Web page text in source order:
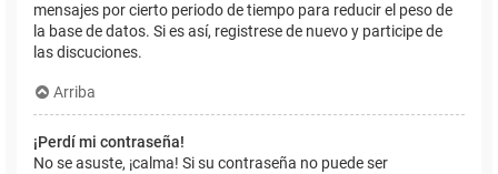
mensajes por cierto periodo de tiempo para reducir el peso de
la base de datos. Si es así, registrese de nuevo y participe de
las discuciones.
Arriba
¡Perdí mi contraseña!
No se asuste, ¡calma! Si su contraseña no puede ser